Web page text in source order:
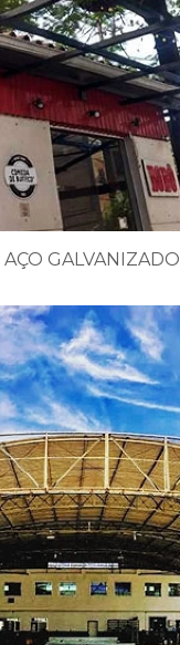
GALVANIZADO